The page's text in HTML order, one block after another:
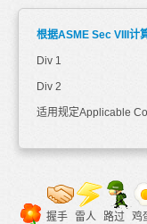
根据ASME Sec VIII计
Div 1
Div 2
适用规定Applicable
握手 雷人 路过 鸡